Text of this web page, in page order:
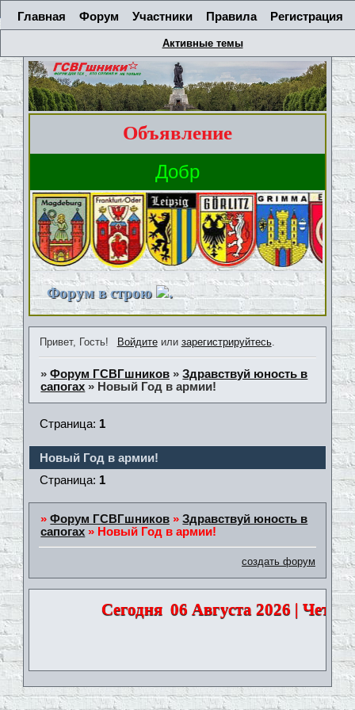
Главная Форум Участники Правила Регистрация
Активные темы
Объявление
Форум в строю .
Привет, Гость! Войдитеили зарегистрируйтесь.
»Форум ГСВГшников »Здравствуй юность в
сапогах » Новый Год в армии!
Новый Год в армии!
Страница: 1
Страница: 1
»Форум ГСВГшников »Здравствуй юность в
сапогах » Новый Год в армии!
создать форум
Сегодня 06 Августа 2026 |